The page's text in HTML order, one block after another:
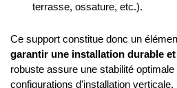
terrasse, ossature, etc.).
garantir une installation durable
robuste assure une stabilité
configurations d'installation verticale.